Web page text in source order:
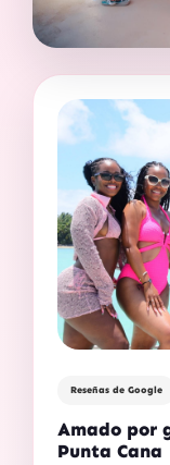
Reseñas de Google
Amado por
Punta Cana